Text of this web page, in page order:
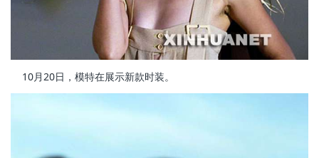
10月20日，模特在展示新款时装。